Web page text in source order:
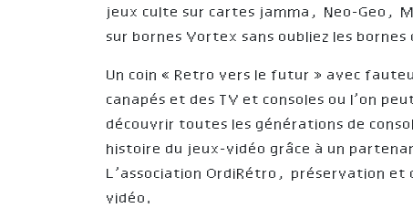
jeux culte sur cartes jamma, Neo-Geo,
sur bornes Vortex sans oubliez les bornes
Un coin « Retro vers le futur » avec
canapés et des TV et consoles ou l’on
découvrir toutes les générations de
histoire du jeux-vidéo grâce à un
L’association OrdiRétro, préservation et
vidéo.